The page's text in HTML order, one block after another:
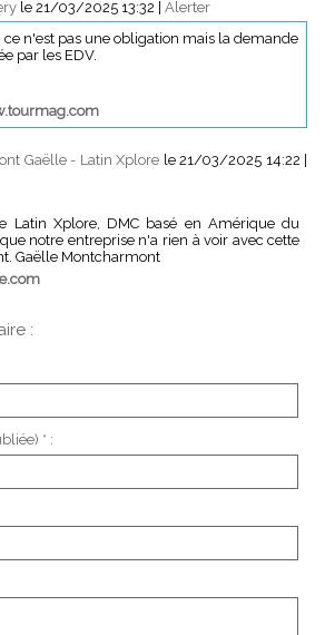
le 21/03/2025 13:32
Alerter
ce n'est pas une obligation mais la demande
par les EDV.
Gaëlle - Latin Xplore le 21/03/2025 14:22
Latin Xplore, DMC basé en Amérique du
notre entreprise n'a rien à voir avec cette
Gaëlle Montcharmont
:
* :